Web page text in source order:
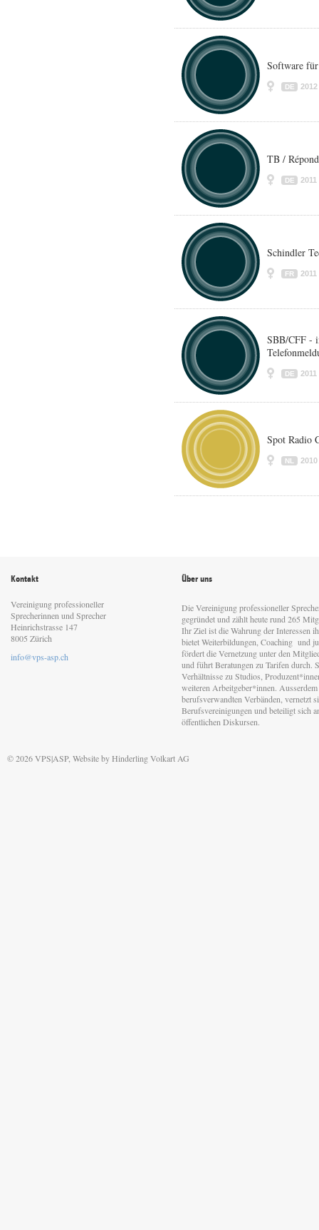
Software
DE 2012
TB /
DE 2011
Schindler
FR 2011
SBB/CFF -
DE 2011
Spot Radio
NL 2010
Kontakt
Vereinigung professioneller
Sprecherinnen und Sprecher
Heinrichstrasse 147
8005 Zürich
info@vps-asp.ch
Über uns
Die Vereinigung professioneller
gegründet und zählt heute rund 265
Ihr Ziel ist die Wahrung der Interessen
bietet Weiterbildungen, Coaching und
fördert die Vernetzung unter den
und führt Beratungen zu Tarifen durch.
Verhältnisse zu Studios,
weiteren Arbeitgeber*innen.
berufsverwandten Verbänden, vernetzt
Berufsvereinigungen und beteiligt sich
öffentlichen Diskursen.
© 2026 VPS|ASP, Website byHinderling Volkart AG